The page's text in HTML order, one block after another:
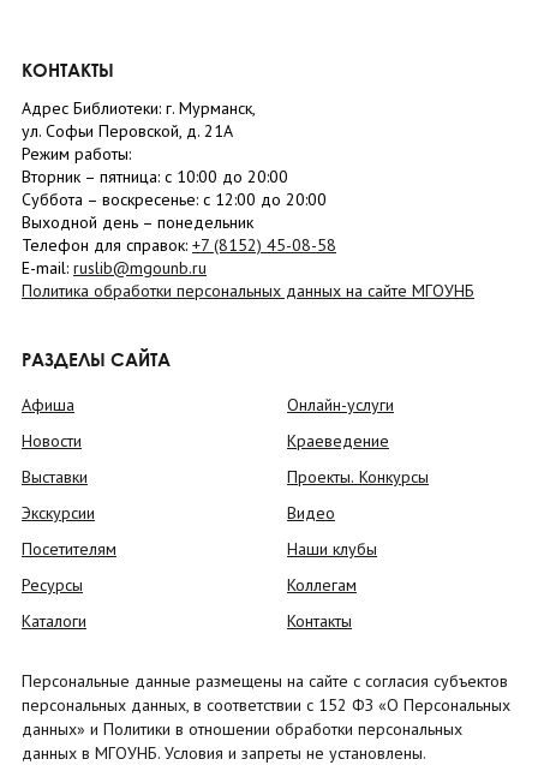
КОНТАКТЫ
Адрес Библиотеки: г. Мурманск,
ул. Софьи Перовской, д. 21А
Режим работы:
Вторник – пятница: с 10:00 до 20:00
Суббота – воскресенье: c 12:00 до 20:00
Выходной день – понедельник
Телефон для справок: +7 (8152) 45-08-58
E-mail: ruslib@mgounb.ru
Политика обработки персональных данных на сайте МГОУНБ
РАЗДЕЛЫ САЙТА
Афиша
Новости
Выставки
Экскурсии
Посетителям
Ресурсы
Каталоги
Онлайн-услуги
Краеведение
Проекты. Конкурсы
Видео
Наши клубы
Коллегам
Контакты
Персональные данные размещены на сайте с согласия субъектов
персональных данных, в соответствии с 152 ФЗ «О Персональных
данных» и Политики в отношении обработки персональных
данных в МГОУНБ. Условия и запреты не установлены.